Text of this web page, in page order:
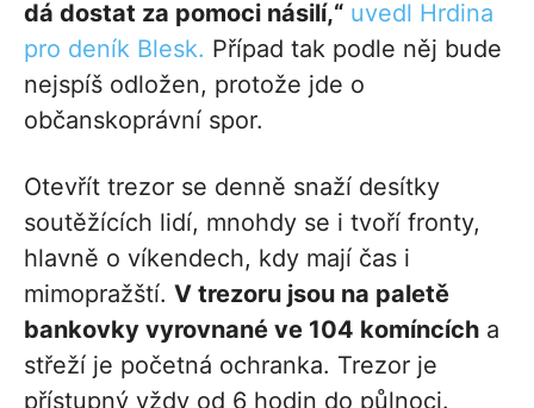
dá dostat za pomoci násilí,“ uvedl Hrdina
pro deník Blesk. Případ tak podle něj bude
nejspíš odložen, protože jde o
občanskoprávní spor.
Otevřít trezor se denně snaží desítky
soutěžících lidí, mnohdy se i tvoří fronty,
hlavně o víkendech, kdy mají čas i
mimopražští. V trezoru jsou na paletě
bankovky vyrovnané ve 104 komíncích a
střeží je početná ochranka. Trezor je
přístupný vždy od 6 hodin do půlnoci.